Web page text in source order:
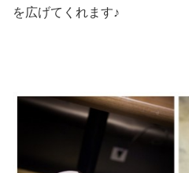
を広げてくれます♪